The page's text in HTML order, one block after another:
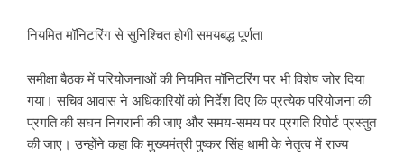
नियमित मॉनिटरिंग से सुनिश्चित होगी समयबद्ध पूर्णता
समीक्षा बैठक में परियोजनाओं की नियमित मॉनिटरिंग पर भी विशेष जोर दिया
गया। सचिव आवास ने अधिकारियों को निर्देश दिए कि प्रत्येक परियोजना की
प्रगति की सघन निगरानी की जाए और समय-समय पर प्रगति रिपोर्ट प्रस्तुत
की जाए। उन्होंने कहा कि मुख्यमंत्री पुष्कर सिंह धामी के नेतृत्व में राज्य